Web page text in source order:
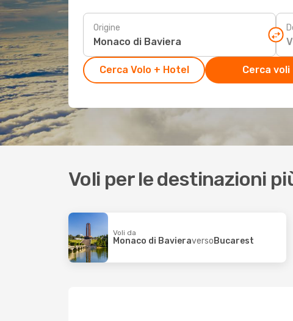
Origine
Cerca Volo + Hotel Cerca voli
Voli per le destinazioni
Voli da
Monaco di Bavieraverso Bucarest